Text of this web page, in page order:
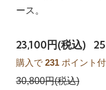
ース。
23,100円(税込)
購入で 231ポイント
30,800円(税込)